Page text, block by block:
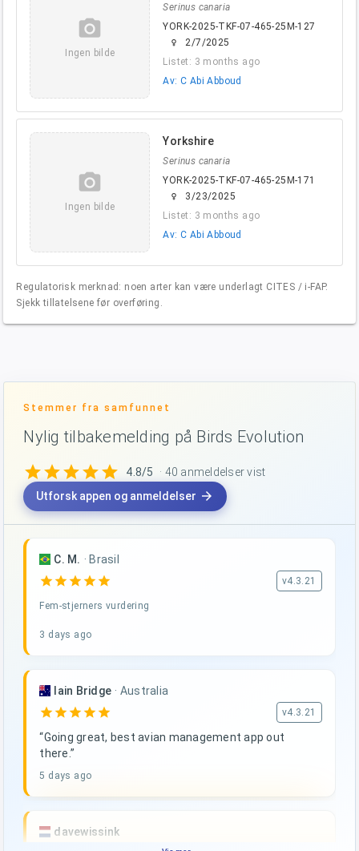
camera_alt
Ingen bilde
Serinus canaria
YORK-2025-TKF-07-465-25M-127
female
2/7/2025
Listet: 3 months ago
Av: C Abi Abboud
camera_alt
Ingen bilde
Yorkshire
Serinus canaria
YORK-2025-TKF-07-465-25M-171
female
3/23/2025
Listet: 3 months ago
Av: C Abi Abboud
Regulatorisk merknad: noen arter kan være underlagt CITES / i-FAP.
Sjekk tillatelsene før overføring.
Stemmer fra samfunnet
Nylig tilbakemelding på Birds Evolution
starstarstarstarstar 4.8/5
· 40 anmeldelser vist
Utforsk appen og anmeldelser arrow_forward
C. M. · Brasil
star star star star star v4.3.21
Fem-stjerners vurdering
3 days ago
Iain Bridge · Australia
star star star star star v4.3.21
“Going great, best avian management app out
there.”
5 days ago
davewissink